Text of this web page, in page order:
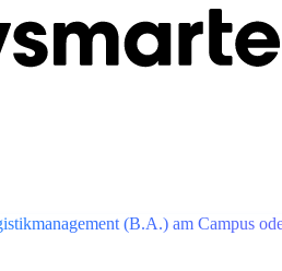
(B.A.) am Campus